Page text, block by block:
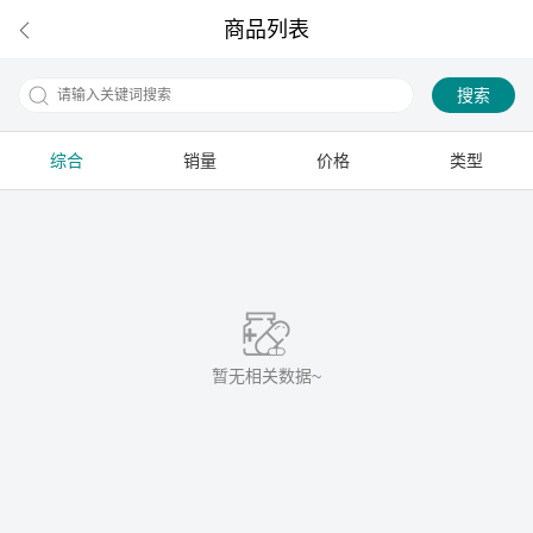
商品列表
搜索
综合 销量 价格 类型
暂无相关数据~